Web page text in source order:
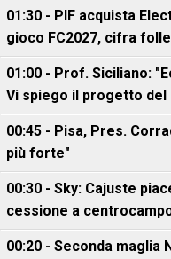
01:30 - PIF acquista
gioco FC2027, cifra folle
01:00 - Prof. Siciliano:
Vi spiego il progetto del
00:45 - Pisa, Pres.
più forte"
00:30 - Sky: Cajuste
cessione a
00:20 - Seconda maglia